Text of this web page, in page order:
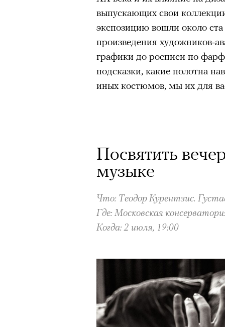
выпускающих свои
экспозицию вошли около
произведения художников-
графики до росписи по
подсказки, какие полотна
иных костюмов, мы их для
Посвятить
музыке
Что: Теодор Курентзис.
Где: Московская
Когда: 2 июля, 19:00
1 из 8
Критикуя кейс с Роузи
задавались вопросом,
повысит стоимость своих
зарубежной моделью. 4
аккаунта в Instagram
деятельность признана
оставил на своем сайте.